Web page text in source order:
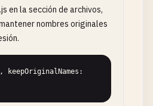
en la sección de archivos,
nombres originales